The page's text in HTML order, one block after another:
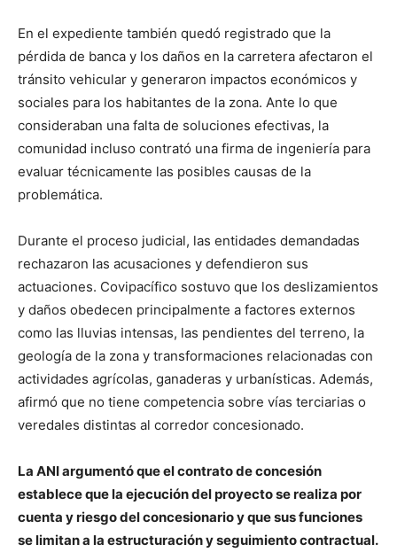
En el expediente también quedó registrado que la
pérdida de banca y los daños en la carretera afectaron el
tránsito vehicular y generaron impactos económicos y
sociales para los habitantes de la zona. Ante lo que
consideraban una falta de soluciones efectivas, la
comunidad incluso contrató una firma de ingeniería para
evaluar técnicamente las posibles causas de la
problemática.
Durante el proceso judicial, las entidades demandadas
rechazaron las acusaciones y defendieron sus
actuaciones. Covipacífico sostuvo que los deslizamientos
y daños obedecen principalmente a factores externos
como las lluvias intensas, las pendientes del terreno, la
geología de la zona y transformaciones relacionadas con
actividades agrícolas, ganaderas y urbanísticas. Además,
afirmó que no tiene competencia sobre vías terciarias o
veredales distintas al corredor concesionado.
La ANI argumentó que el contrato de concesión
establece que la ejecución del proyecto se realiza por
cuenta y riesgo del concesionario y que sus funciones
se limitan a la estructuración y seguimiento contractual.